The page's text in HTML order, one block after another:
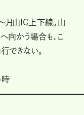
月山IC上下線。山
向かう場合も、こ
できない。
時